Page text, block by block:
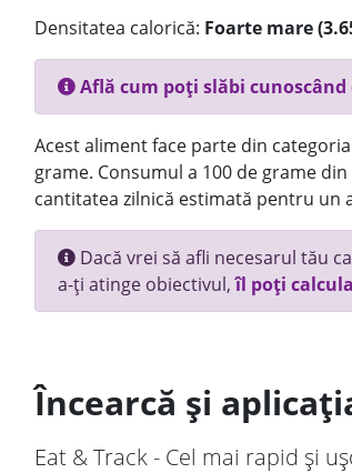
Densitatea calorică: Foarte mare
Află cum poți slăbi
Acest aliment face parte din
grame. Consumul a 100 de grame
cantitatea zilnică estimată pentru un
Dacă vrei să afli necesarul tău
a-ți atinge obiectivul,îl poți
Încearcă și
Eat & Track - Cel mai rapid și